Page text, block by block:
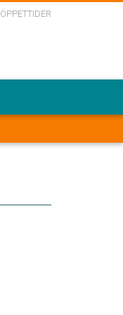
ÖPPETTIDER